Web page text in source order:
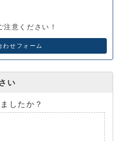
意ください！
わせフォーム
い
したか？